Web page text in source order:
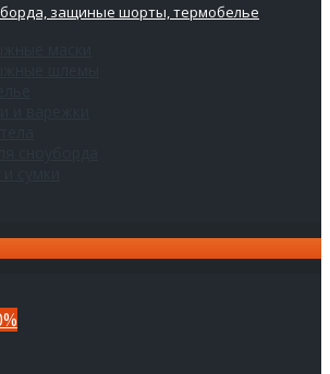
защиные шорты, термобелье